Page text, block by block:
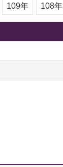
109年 108年